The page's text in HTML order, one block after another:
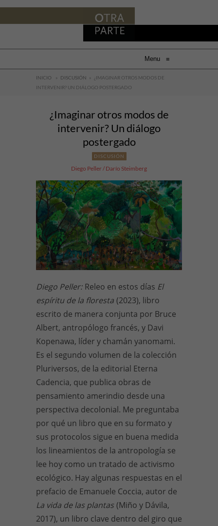
Menu ≡
INICIO » DISCUSIÓN » ¿IMAGINAR OTROS MODOS DE
INTERVENIR? UN DIÁLOGO POSTERGADO
¿Imaginar otros modos de
intervenir? Un diálogo
postergado
DISCUSIÓN
Diego Peller / Darío Steimberg
Diego Peller: Releo en estos días El
espíritu de la floresta (2023), libro
escrito de manera conjunta por Bruce
Albert, antropólogo francés, y Davi
Kopenawa, líder y chamán yanomami.
Es el segundo volumen de la colección
Pluriversos, de la editorial Eterna
Cadencia, que publica obras de
pensamiento amerindio desde una
perspectiva decolonial. Me preguntaba
por qué un libro que en su formato y
sus protocolos sigue en buena medida
los lineamientos de la antropología se
lee hoy como un tratado de activismo
ecológico. Hay algunas respuestas en el
prefacio de Emanuele Coccia, autor de
La vida de las plantas (Miño y Dávila,
2017), un libro clave dentro del giro que